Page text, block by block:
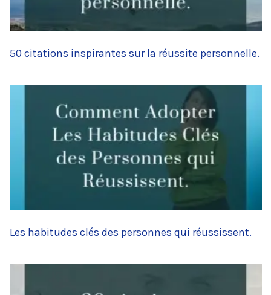
50 citations inspirantes sur la réussite personnelle.
Les habitudes clés des personnes qui réussissent.